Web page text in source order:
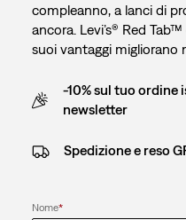
compleanno, a lanci di
ancora. Levi’s® Red
suoi vantaggi migliorano
-10% sul tuo ordine
newsletter
Spedizione e reso
Nome*